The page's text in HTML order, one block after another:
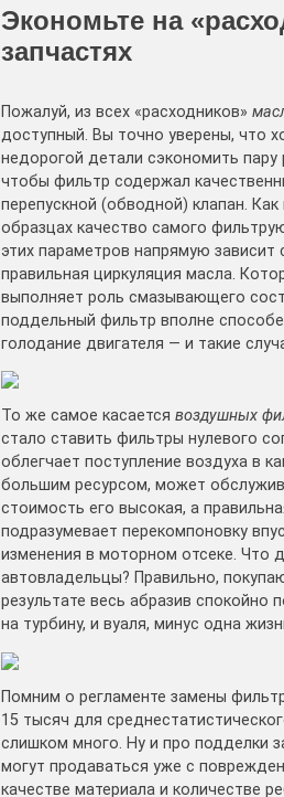
Экономьте на
запчастях
Пожалуй, из всех «расходников»
доступный. Вы точно уверены, что
недорогой детали сэкономить пару
чтобы фильтр содержал
перепускной (обводной) клапан.
образцах качество самого
этих параметров напрямую зависит
правильная циркуляция масла.
выполняет роль смазывающего
поддельный фильтр вполне
голодание двигателя — и такие
То же самое касается воздушных
стало ставить фильтры нулевого
облегчает поступление воздуха в
большим ресурсом, может
стоимость его высокая, а
подразумевает перекомпоновку
изменения в моторном отсеке. Что
автовладельцы? Правильно,
результате весь абразив спокойно
на турбину, и вуаля, минус одна
Помним о регламенте замены
15 тысяч для
слишком много. Ну и про подделки
могут продаваться уже с
качестве материала и количестве